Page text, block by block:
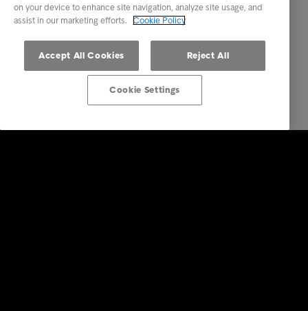
on your device to enhance site navigation, analyze site usage, and
assist in our marketing efforts. Cookie Policy
Accept All Cookies Reject All
Cookie Settings